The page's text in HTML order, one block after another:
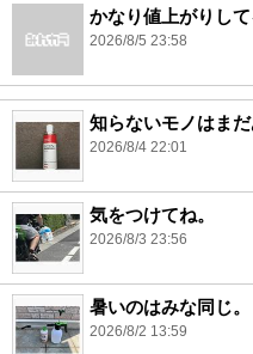
かなり値上がりして
2026/8/5 23:58
知らないモノはまだ
2026/8/4 22:01
気をつけてね。
2026/8/3 23:56
暑いのはみな同じ。
2026/8/2 13:59